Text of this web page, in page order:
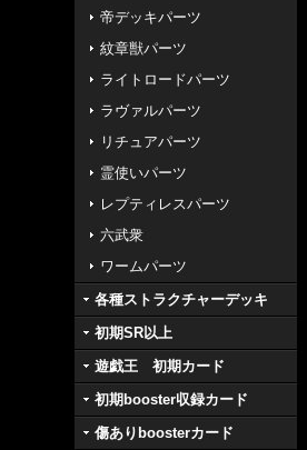
帝デッキパーツ
紋章獣パーツ
ライトロードパーツ
ラヴァルパーツ
リチュアパーツ
霊使いパーツ
レプティレスパーツ
六武衆
ワームパーツ
各種ストラクチャーデッキ
初期SR以上
遊戯王 初期カード
初期booster収録カード
傷ありboosterカード